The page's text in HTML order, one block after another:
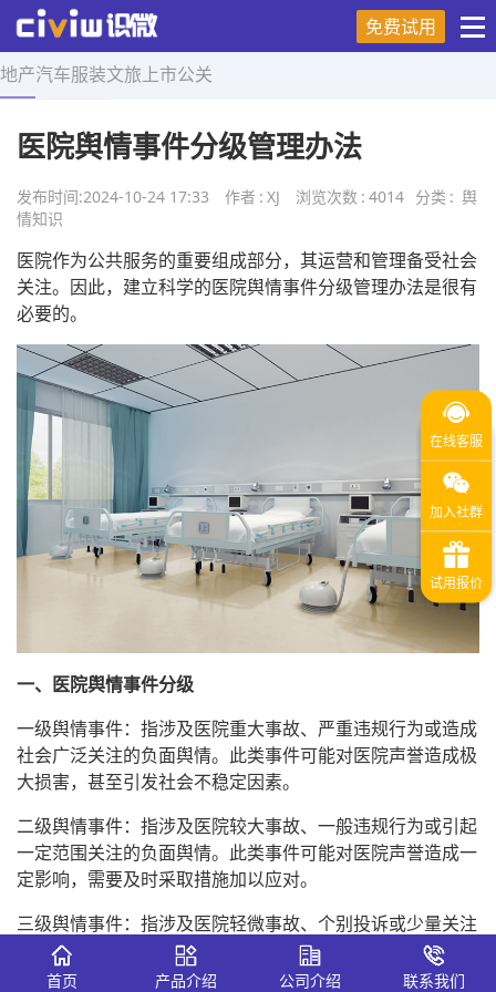
免费试用
地产汽车服装文旅 上市公关
首页 > 舆情知识 > 正文
医院舆情事件分级管理办法
发布时间:2024-10-24 17:33 作者 : XJ 浏览次数 : 4014 分类 : 舆
情知识
医院作为公共服务的重要组成部分，其运营和管理备受社会
关注。因此，建立科学的医院舆情事件分级管理办法是很有
必要的。
一、医院舆情事件分级
一级舆情事件：指涉及医院重大事故、严重违规行为或造成
社会广泛关注的负面舆情。此类事件可能对医院声誉造成极
大损害，甚至引发社会不稳定因素。
二级舆情事件：指涉及医院较大事故、一般违规行为或引起
一定范围关注的负面舆情。此类事件可能对医院声誉造成一
定影响，需要及时采取措施加以应对。
三级舆情事件：指涉及医院轻微事故、个别投诉或少量关注
的负面舆情。此类事件对医院声誉影响较小，但仍需关注并
及时处理。
首页 产品介绍 公司介绍 联系我们